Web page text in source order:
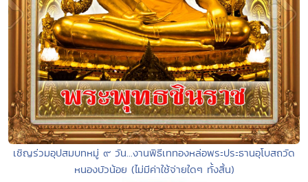
เชิญร่วมอุปสมบทหมู่ ๙ วัน...งานพิธีเททองหล่อพระประธานอุโบสถวัด
หนองบัวน้อย (ไม่มีค่าใช้จ่ายใดๆ ทั้งสิ้น)